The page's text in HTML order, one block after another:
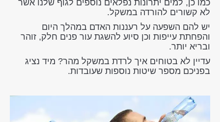
כמו כן, למים יתרונות נפלאים נוספים לגוף שלנו אשר
לא קשורים להורדה במשקל.
יש להם השפעה על רעננות האדם במהלך היום
והפחתת עייפות וכן סיוע להשגת עור פנים חלק, זוהר
ובריא יותר.
עדיין לא בטוחים איך לרדת במשקל מהר? מיד נציג
בפניכם מספר שיטות נוספות שעובדות.